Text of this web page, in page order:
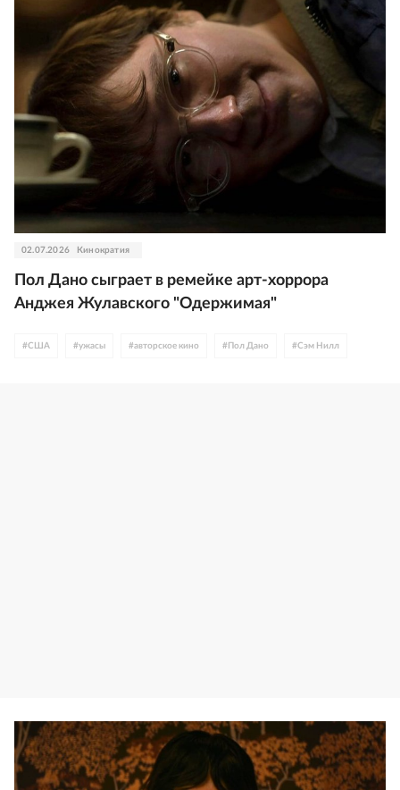
02.07.2026 Кинократия
Пол Дано сыграет в ремейке арт-хоррора
Анджея Жулавского "Одержимая"
#США #ужасы #авторское кино # Пол Дано #Сэм Нилл